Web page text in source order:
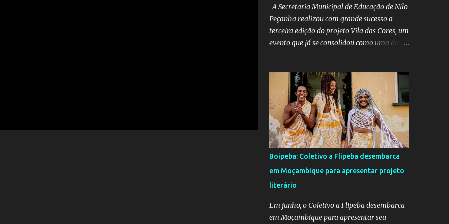
A Secretaria Municipal de Educação de Nilo
Peçanha realizou com grande sucesso a
terceira edição do projeto Vila das Cores, um
evento que já se consolidou como uma das
voltou a emocionar e envolver alunos,
famílias, educadores e toda a comunidade
escolar em uma programação repleta de
alegria, criatividade e tradição. Entre os dias
16 e 18 de junho, o clima junino tomou conta
das comunidades de Barra dos Carvalhos e
São Francisco, passando por São Benedito e
encerrando com grande estilo na sede do
município. Em cada local, os alunos deram
um verdadeiro show de participação e
muito forró, cores vibrantes, danças típicas,
Boipeba: Coletivo a Flipeba desembarca
em Moçambique para apresentar projeto
literário
Em junho, o Coletivo a Flipeba desembarca
em Moçambique para apresentar seu